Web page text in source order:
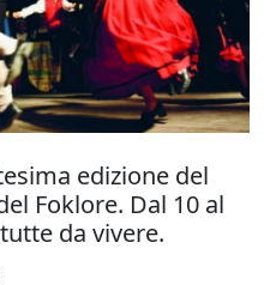
edizione del
Foklore. Dal 10 al
da vivere.